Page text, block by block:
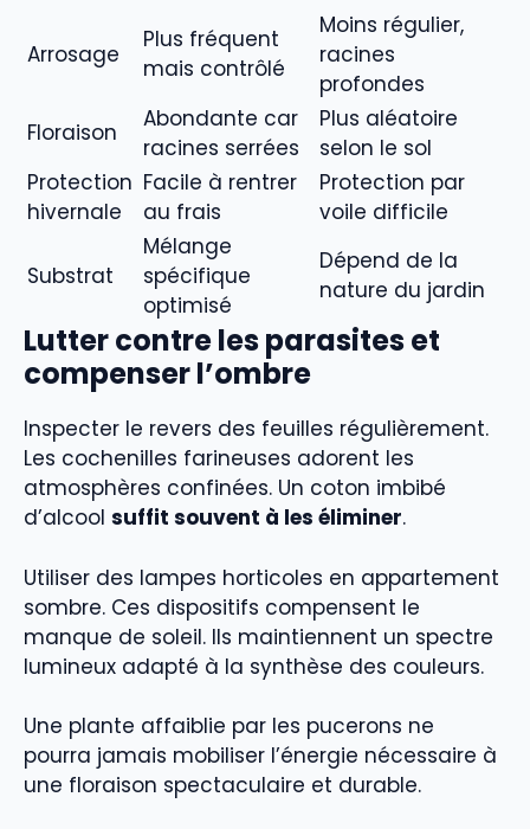
Arrosage
Plus fréquent
mais contrôlé
Moins régulier,
racines
profondes
Floraison
Abondante car
racines serrées
Plus aléatoire
selon le sol
Protection
hivernale
Facile à rentrer
au frais
Protection par
voile difficile
Substrat
Mélange
spécifique
optimisé
Dépend de la
nature du jardin
Lutter contre les parasites et
compenser l’ombre
Inspecter le revers des feuilles régulièrement.
Les cochenilles farineuses adorent les
atmosphères confinées. Un coton imbibé
d’alcool suffit souvent à les éliminer.
Utiliser des lampes horticoles en appartement
sombre. Ces dispositifs compensent le
manque de soleil. Ils maintiennent un spectre
lumineux adapté à la synthèse des couleurs.
Une plante affaiblie par les pucerons ne
pourra jamais mobiliser l’énergie nécessaire à
une floraison spectaculaire et durable.